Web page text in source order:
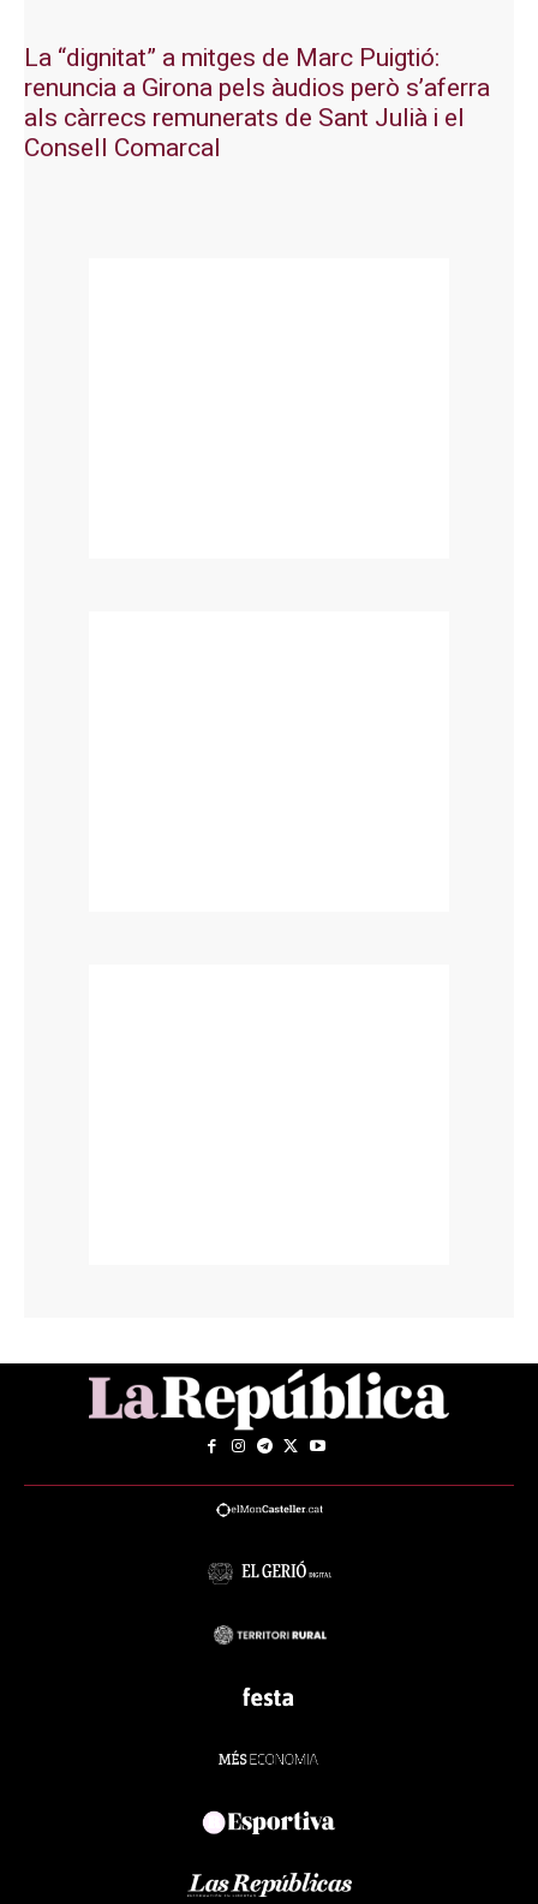
La “dignitat” a mitges de Marc Puigtió:
renuncia a Girona pels àudios però s’aferra
als càrrecs remunerats de Sant Julià i el
Consell Comarcal